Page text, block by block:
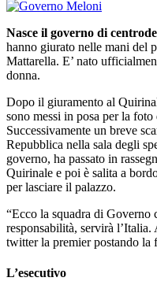
Nasce il governo di
hanno giurato nelle mani del
Mattarella. E’ nato
donna.
Dopo il giuramento al
sono messi in posa per la
Successivamente un breve
Repubblica nella sala degli
governo, ha passato in
Quirinale e poi è salita a
per lasciare il palazzo.
“Ecco la squadra di Governo
responsabilità, servirà
twitter la premier postando la
L’esecutivo